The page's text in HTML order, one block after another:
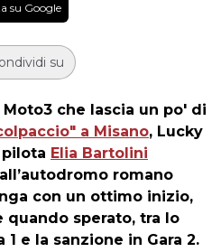
su Google
su
che lascia un po' di
a Misano, Lucky
Elia Bartolini
romano
con un ottimo inizio,
quando sperato, tra lo
e la sanzione in Gara 2.